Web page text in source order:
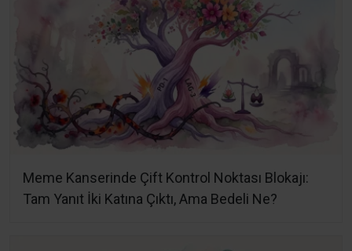
Meme Kanserinde Çift Kontrol Noktası Blokajı:
Tam Yanıt İki Katına Çıktı, Ama Bedeli Ne?